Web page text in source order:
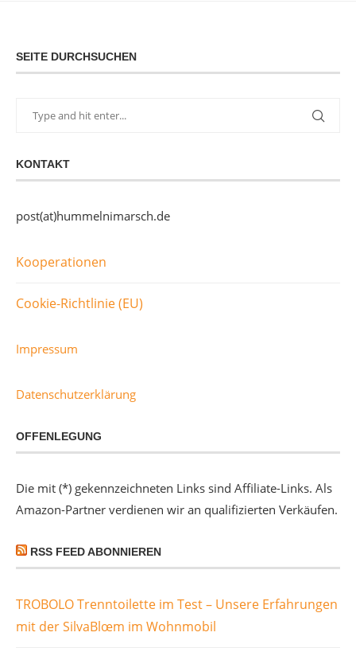
SEITE DURCHSUCHEN
KONTAKT
post(at)hummelnimarsch.de
Kooperationen
Cookie-Richtlinie (EU)
Impressum
Datenschutzerklärung
OFFENLEGUNG
Die mit (*) gekennzeichneten Links sind Affiliate-Links. Als
Amazon-Partner verdienen wir an qualifizierten Verkäufen.
RSS FEED ABONNIEREN
TROBOLO Trenntoilette im Test – Unsere Erfahrungen
mit der SilvaBlœm im Wohnmobil